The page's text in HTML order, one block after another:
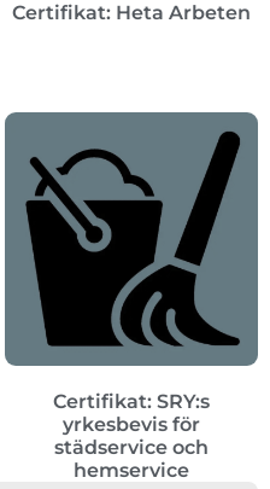
Certifikat: Heta Arbeten
Certifikat: SRY:s
yrkesbevis för
städservice och
hemservice